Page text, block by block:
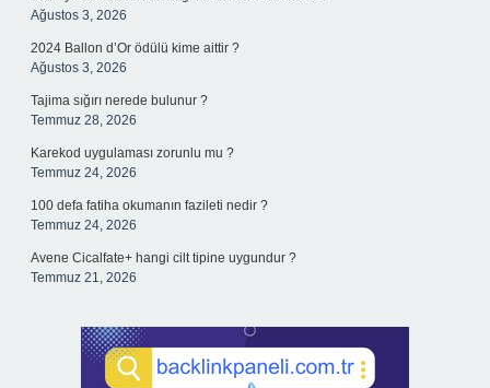
Ağustos 3, 2026
2024 Ballon d’Or ödülü kime aittir ?
Ağustos 3, 2026
Tajima sığırı nerede bulunur ?
Temmuz 28, 2026
Karekod uygulaması zorunlu mu ?
Temmuz 24, 2026
100 defa fatiha okumanın fazileti nedir ?
Temmuz 24, 2026
Avene Cicalfate+ hangi cilt tipine uygundur ?
Temmuz 21, 2026